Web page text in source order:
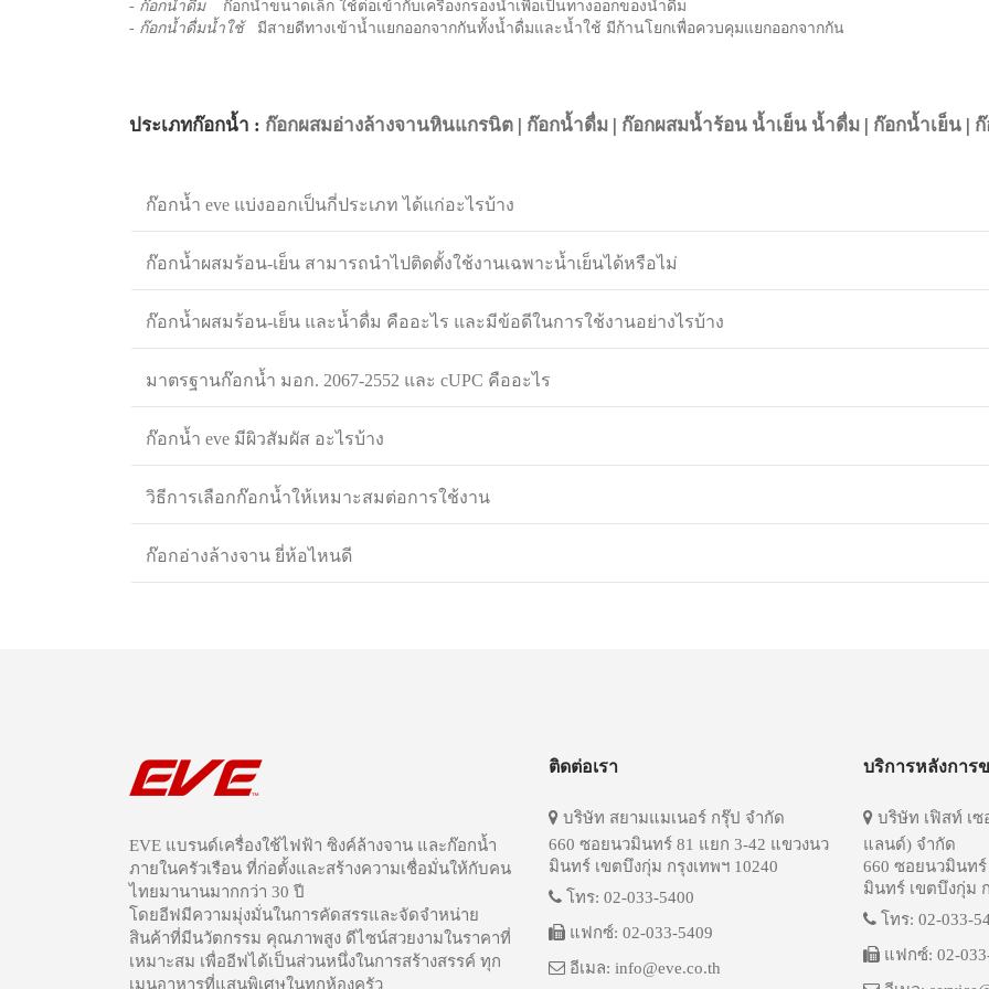
- ก๊อกน้ำดื่ม
ก๊อกน้ำขนาดเล็ก ใช้ต่อเข้ากับเครื่องกรองน้ำเพื่อเป็นทางออกของน้ำดื่ม
- ก๊อกน้ำดื่มน้ำใช้มีสายดีทางเข้าน้ำแยกออกจากกันทั้งน้ำดื่มและน้ำใช้ มีก้านโยกเพื่อควบคุมแยกออกจากกัน
ประเภทก๊อกน้ำ : ก๊อกผสมอ่างล้างจานหินแกรนิต ก๊อกน้ำดื่ม ก๊อกผสมน้ำร้อน น้ำเย็น น้ำดื่ม ก๊อกน้ำเย็น
ก๊อกน้ำ eve แบ่งออกเป็นกี่ประเภท ได้แก่อะไรบ้าง
ก๊อกน้ำผสมร้อน-เย็น สามารถนำไปติดตั้งใช้งานเฉพาะน้ำเย็นได้หรือไม่
ก๊อกน้ำผสมร้อน-เย็น และน้ำดื่ม คืออะไร และมีข้อดีในการใช้งานอย่างไรบ้าง
มาตรฐานก๊อกน้ำ มอก. 2067-2552 และ cUPC คืออะไร
ก๊อกน้ำ eve มีผิวสัมผัส อะไรบ้าง
วิธีการเลือกก๊อกน้ำให้เหมาะสมต่อการใช้งาน
ก๊อกอ่างล้างจาน ยี่ห้อไหนดี
EVE แบรนด์เครื่องใช้ไฟฟ้า ซิงค์ล้างจาน และก๊อกน้ำ
ภายในครัวเรือน ที่ก่อตั้งและสร้างความเชื่อมั่นให้กับคน
ไทยมานานมากกว่า 30 ปี
โดยอีฟมีความมุ่งมั่นในการคัดสรรและจัดจำหน่าย
สินค้าที่มีนวัตกรรม คุณภาพสูง ดีไซน์สวยงามในราคาที่
เหมาะสม เพื่ออีฟได้เป็นส่วนหนึ่งในการสร้างสรรค์ ทุก
เมนูอาหารที่แสนพิเศษในทุกห้องครัว
ติดต่อเรา
บริษัท สยามแมเนอร์ กรุ๊ป จำกัด
660 ซอยนวมินทร์ 81 แยก 3-42 แขวงนว
มินทร์ เขตบึงกุ่ม กรุงเทพฯ 10240
โทร: 02-033-5400
แฟกซ์: 02-033-5409
อีเมล: info@eve.co.th
บริการหลังการ
บริษัท เฟิสท์ เซ
แลนด์) จำกัด
660 ซอยนวมินท
มินทร์ เขตบึงกุ่ม
โทร: 02-033-
แฟกซ์: 02-